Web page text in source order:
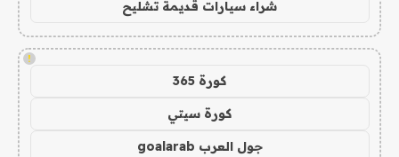
شراء سيارات قديمة تشليح
!
كورة 365
كورة سيتي
جول العرب goalarab